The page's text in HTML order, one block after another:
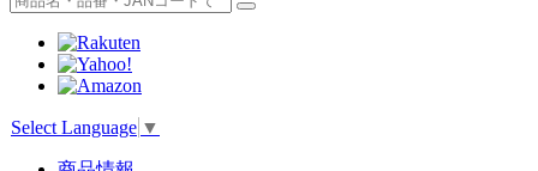
Select Language ▼